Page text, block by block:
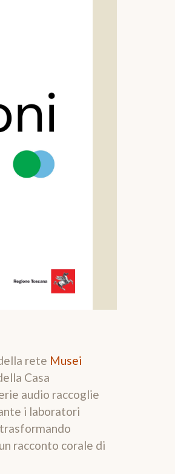
rete Musei
Casa
audio raccoglie
i laboratori
racconto corale di